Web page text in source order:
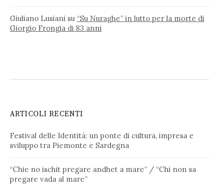
Giuliano Lusiani su “Su Nuraghe” in lutto per la morte di
Giorgio Frongia di 83 anni
ARTICOLI RECENTI
Festival delle Identità: un ponte di cultura, impresa e
sviluppo tra Piemonte e Sardegna
“Chie no ischit pregare andhet a mare” / “Chi non sa
pregare vada al mare”